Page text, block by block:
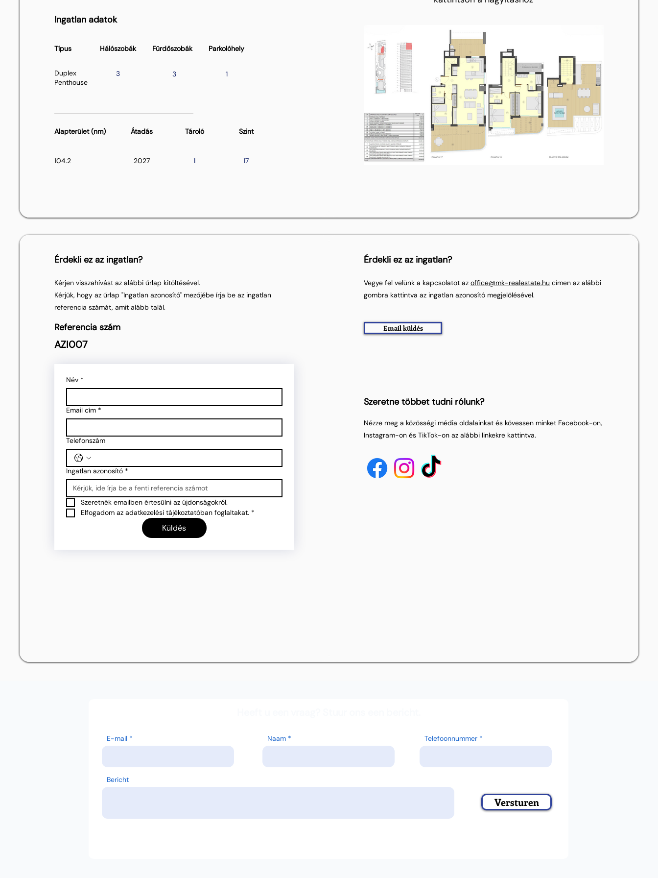
Ingatlan adatok
Típus Hálószobák
Duplex
Penthouse
3
Fürdőszobák
3
Parkolóhely
1
Alapterület (nm) Átadás Tároló
104.2 2027 1
Szint
17
Érdekli ez az ingatlan?
Kérjen visszahívást az alábbi űrlap kitöltésével.
Kérjük, hogy az űrlap "Ingatlan azonosító" mezőjébe írja be az ingatlan
referencia számát, amit alább talál.
Referencia szám
AZI007
Név *
Email cím *
Telefonszám
Ingatlan azonosító *
Szeretnék emailben értesülni az újdonságokról.
Elfogadom az adatkezelési tájékoztatóban foglaltakat. *
Küldés
Érdekli ez az ingatlan?
Vegye fel velünk a kapcsolatot az office@mk-realestate.hu címen az alábbi
gombra kattintva az ingatlan azonosító megjelölésével.
Email küldés
Szeretne többet tudni rólunk?
Nézze meg a közösségi média oldalainkat és kövessen minket Facebook-on,
Instagram-on és TikTok-on az alábbi linkekre kattintva.
E-mail Naam Telefoonnummer
Bericht
Versturen